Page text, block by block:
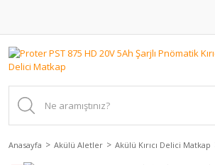
Anasayfa Akülü Aletler Akülü Kırıcı Delici Matkap